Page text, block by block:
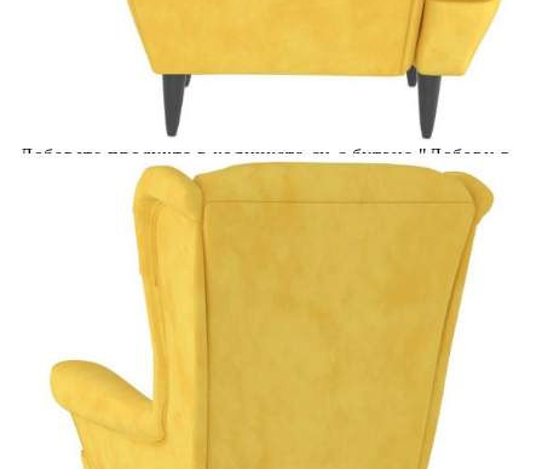
Acest tabel are caracter informativ. Adăugați produsul în
coșul de cumpărături unde veți putea selecta detaliile
cererii de creditare.
Предоставената таблица е с информационна цел.
Добавете продукта в количката си с бутона "Добави в
количката" и при поръчка ще можете да изберете броя
вноски на кредита.
Предоставената таблица е с информационна цел.
Добавете продукта в количката си с бутона "Добави в
количката" и при поръчка ще можете да изберете броя
вноски на кредита.
Предоставената таблица е с информационна цел.
Добавете продукта в количката си с бутона "Добави в
количката" и при поръчка ще можете да изберете броя
вноски на кредита.